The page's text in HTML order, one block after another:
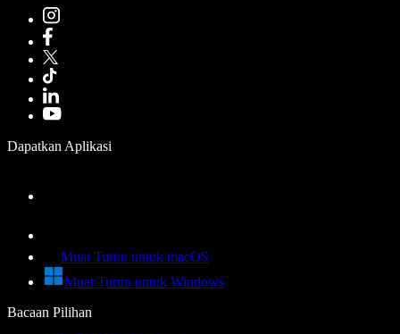
Dapatkan Aplikasi
Muat Turun untuk macOS
Muat Turun untuk Windows
Bacaan Pilihan